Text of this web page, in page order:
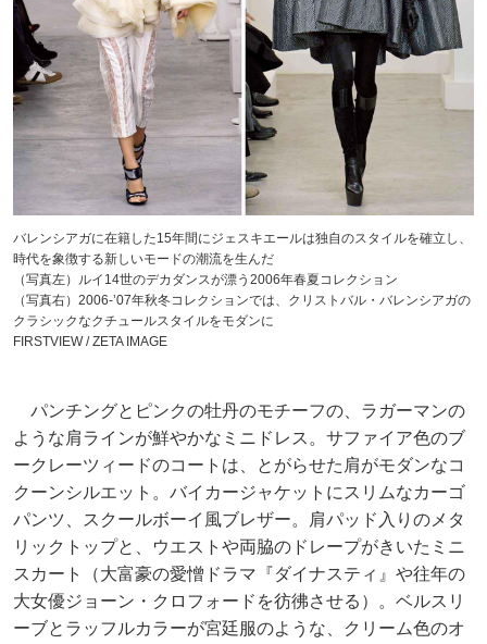
バレンシアガに在籍した15年間にジェスキエールは独自のスタイルを確立し、
時代を象徴する新しいモードの潮流を生んだ
（写真左）ルイ14世のデカダンスが漂う2006年春夏コレクション
（写真右）2006-’07年秋冬コレクションでは、クリストバル・バレンシアガの
クラシックなクチュールスタイルをモダンに
FIRSTVIEW / ZETA IMAGE
パンチングとピンクの牡丹のモチーフの、ラガーマンの
ような肩ラインが鮮やかなミニドレス。サファイア色のブ
ークレーツィードのコートは、とがらせた肩がモダンなコ
クーンシルエット。バイカージャケットにスリムなカーゴ
パンツ、スクールボーイ風ブレザー。肩パッド入りのメタ
リックトップと、ウエストや両脇のドレープがきいたミニ
スカート（大富豪の愛憎ドラマ『ダイナスティ』や往年の
大女優ジョーン・クロフォードを彷彿させる）。ベルスリ
ーブとラッフルカラーが宮廷服のような、クリーム色のオ